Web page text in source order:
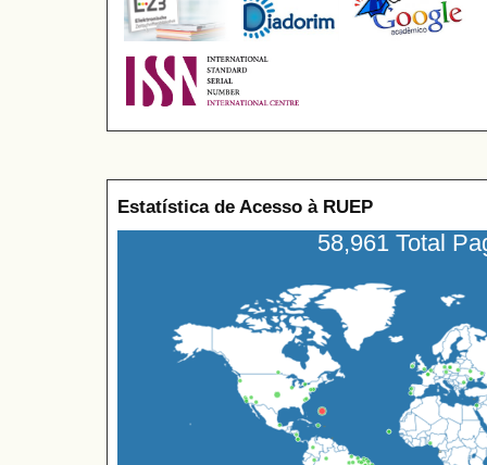
Estatística de Acesso à RUEP
58,961 Total